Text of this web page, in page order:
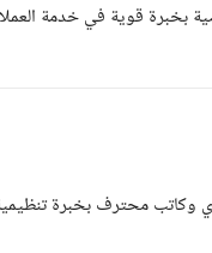
بخبرة قوية في خدمة
وكاتب محترف بخبرة